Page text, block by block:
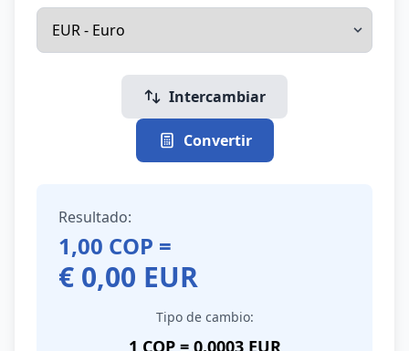
Intercambiar
Convertir
Resultado:
1,00 COP =
€ 0,00 EUR
Tipo de cambio:
1 COP = 0.0003 EUR